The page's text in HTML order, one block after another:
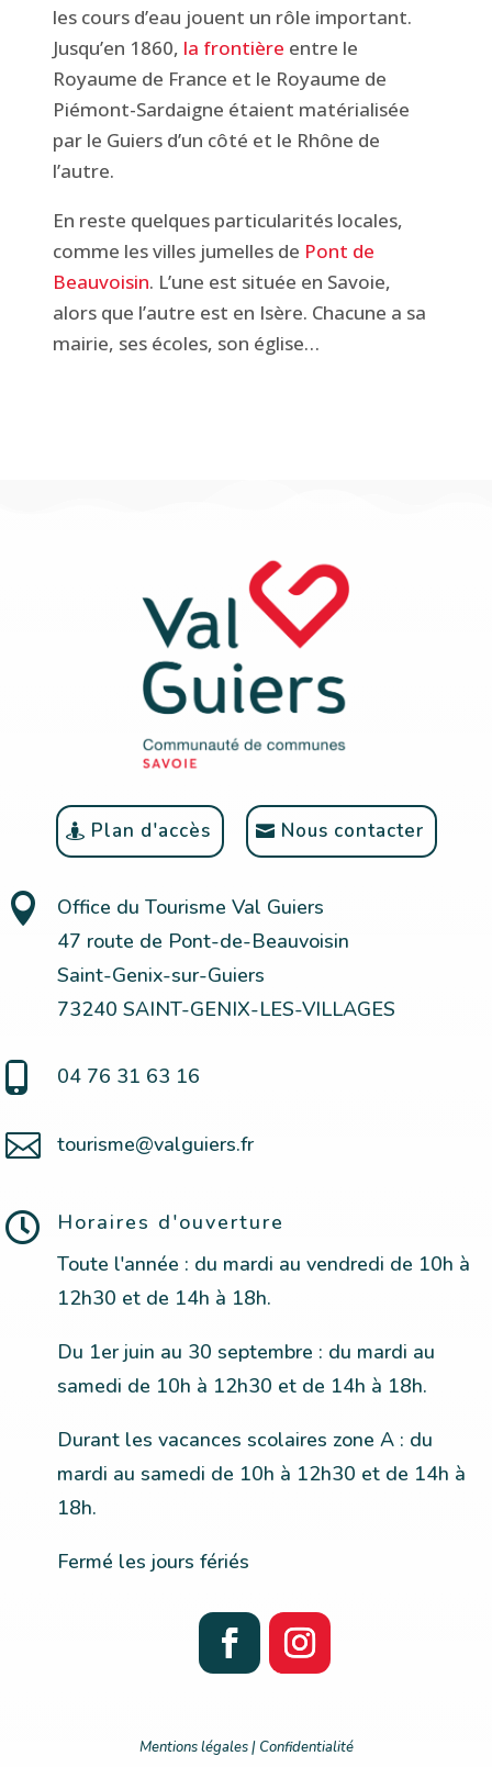
les cours d’eau jouent un rôle important.
Jusqu’en 1860, la frontière entre le
Royaume de France et le Royaume de
Piémont-Sardaigne étaient matérialisée
par le Guiers d’un côté et le Rhône de
l’autre.
En reste quelques particularités locales,
comme les villes jumelles de Pont de
Beauvoisin. L’une est située en Savoie,
alors que l’autre est en Isère. Chacune a sa
mairie, ses écoles, son église…
Plan d'accès Nous contacter

Office du Tourisme Val Guiers
47 route de Pont-de-Beauvoisin
Saint-Genix-sur-Guiers
73240 SAINT-GENIX-LES-VILLAGES
 04 76 31 63 16
 tourisme@valguiers.fr

Horaires d'ouverture
Toute l'année : du mardi au vendredi de 10h à
12h30 et de 14h à 18h.
Du 1er juin au 30 septembre : du mardi au
samedi de 10h à 12h30 et de 14h à 18h.
Durant les vacances scolaires zone A : du
mardi au samedi de 10h à 12h30 et de 14h à
18h.
Fermé les jours fériés
Mentions légales | Confidentialité